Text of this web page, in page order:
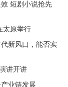
短剧小说抢先
太原举行
新风口，能否实
讲开讲
业链发展